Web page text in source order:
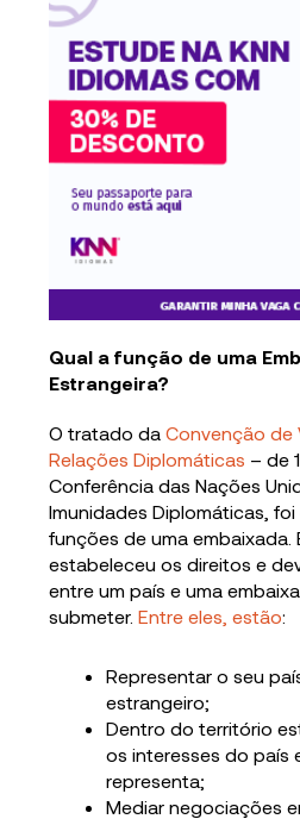
Qual a função de uma
Estrangeira?
O tratado daConvenção de
Relações Diplomáticas – de
Conferência das Nações
Imunidades Diplomáticas,
funções de uma embaixada.
estabeleceu os direitos e
entre um país e uma
submeter.Entre eles, estão:
Representar o seu
estrangeiro;
Dentro do território
os interesses do país
representa;
Mediar negociações